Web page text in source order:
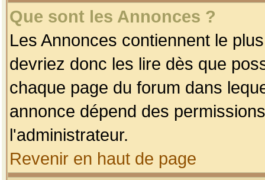
Que sont les Annonces ?
Les Annonces contiennent le
devriez donc les lire dès que
chaque page du forum dans
annonce dépend des
l'administrateur.
Revenir en haut de page